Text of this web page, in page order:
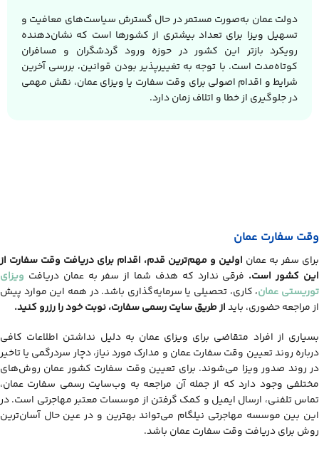
دولت عمان به‌صورت مستمر در حال گسترش سیاست‌های معافیت و
تسهیل ویزا برای تعداد بیشتری از کشورها است که نشان‌دهنده
رویکرد بازتر این کشور در حوزه ورود گردشگران و مسافران
کوتاه‌مدت است. با توجه به تغییرپذیر بودن قوانین، بررسی آخرین
شرایط و اقدام اصولی برای وقت سفارت یا ویزای عمان، نقش مهمی
در جلوگیری از خطا و اتلاف زمان دارد.
وقت سفارت عمان
برای سفر به عمان اولین و مهم‌ترین قدم، اقدام برای دریافت وقت سفارت از
این کشور است. فرقی ندارد که هدف شما از سفر به عمان دریافت ویزای
توریستی عمان، کاری، تحصیلی یا سرمایه‌گذاری باشد. در همه این موارد پیش
از مراجعه حضوری، بایداز طریق سایت رسمی سفارت، نوبت خود را رزرو کنید.
بسیاری از افراد متقاضی برای ویزای عمان به دلیل نداشتن اطلاعات کافی
درباره روند تعیین وقت سفارت عمان و مدارک مورد نیاز، دچار سردرگمی یا تاخیر
در روند صدور ویزا می‌شوند. برای تعیین وقت سفارت کشور عمان روش‌های
مختلفی وجود دارد که از جمله آن مراجعه به وب‌سایت رسمی سفارت عمان،
تماس تلفنی، ارسال ایمیل و کمک گرفتن از موسسات معتبر مهاجرتی است. در
این بین موسسه مهاجرتی نیلگام می‌تواند بهترین و در عین حال آسان‌ترین
روش برای دریافت وقت سفارت عمان باشد.